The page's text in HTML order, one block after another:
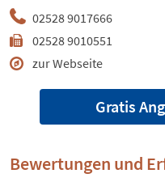
02528 9017666
02528 9010551
zur Webseite
Gratis
Bewertungen und